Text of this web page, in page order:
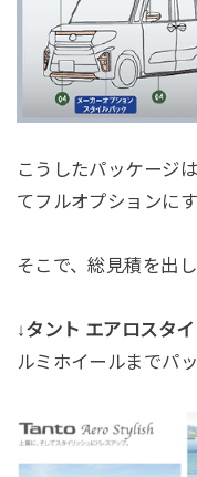
こうしたパッケージ
てフルオプションに
そこで、総見積を出
↓タント エアロスタ
ルミホイールまでパ